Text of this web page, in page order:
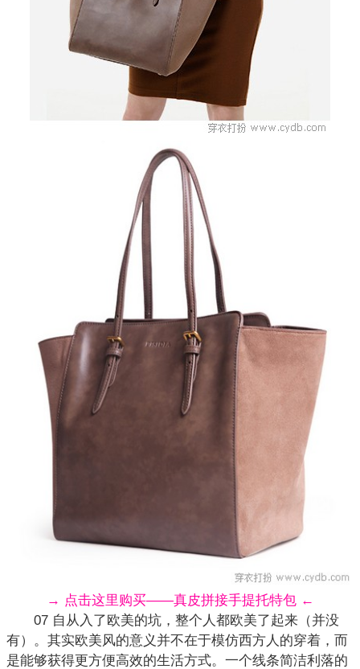
→ 点击这里购买——真皮拼接手提托特包 ←
07 自从入了欧美的坑，整个人都欧美了起来（并没
有）。其实欧美风的意义并不在于模仿西方人的穿着，而
是能够获得更方便高效的生活方式。一个线条简洁利落的